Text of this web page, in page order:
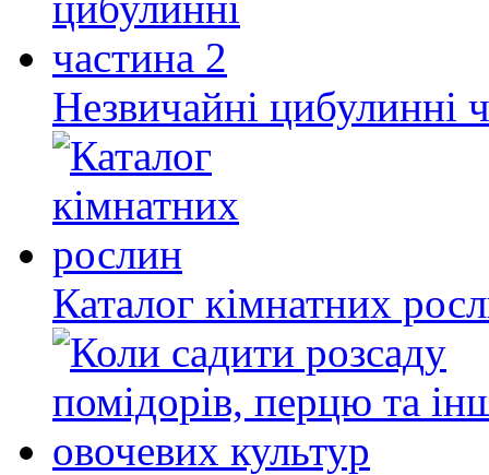
Незвичайні цибулинні
Каталог кімнатних